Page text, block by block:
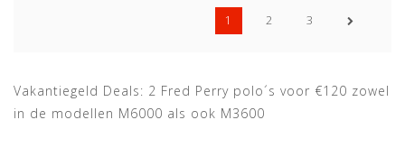
1 2 3
Vakantiegeld Deals: 2 Fred Perry polo´s voor €120 zowel
in de modellen M6000 als ook M3600